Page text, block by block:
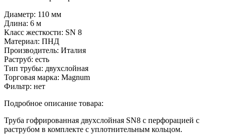
Диаметр: 110 мм
Длина: 6 м
Класс жесткости: SN 8
Материал: ПНД
Производитель: Италия
Раструб: есть
Тип трубы: двухслойная
Торговая марка: Magnum
Фильтр: нет
Подробное описание товара:
Труба гофрированная двухслойная SN8 с перфорацией с
раструбом в комплекте с уплотнительным кольцом.